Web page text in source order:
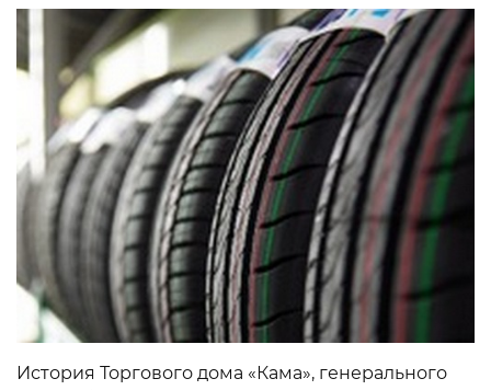
История Торгового дома «Кама», генерального